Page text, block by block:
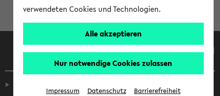
verwendeten Cookies und Technologien.
Alle akzeptieren
Nur notwendige Cookies zulassen
Impressum Datenschutz Barrierefreiheit